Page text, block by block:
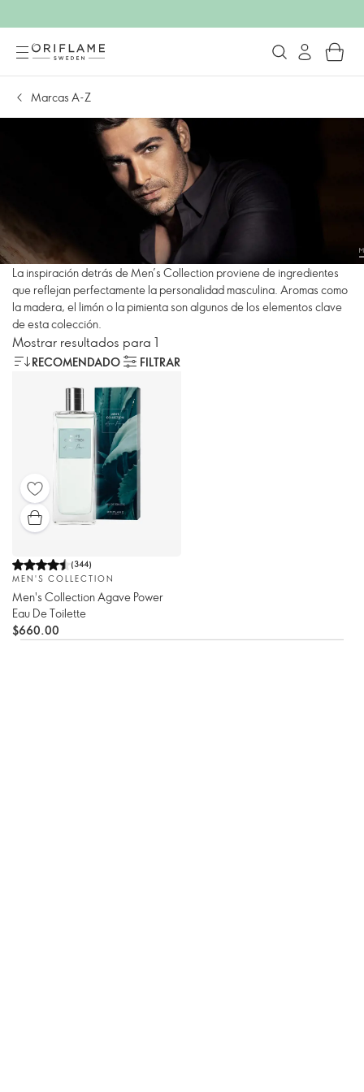
Marcas A-Z
La inspiración detrás de Men’s Collection proviene de ingredientes
que reflejan perfectamente la personalidad masculina. Aromas como
la madera, el limón o la pimienta son algunos de los elementos clave
de esta colección.
Mostrar resultados para 1
RECOMENDADO FILTRAR
(344)
MEN'S COLLECTION
Men's Collection Agave Power
Eau De Toilette
$660.00